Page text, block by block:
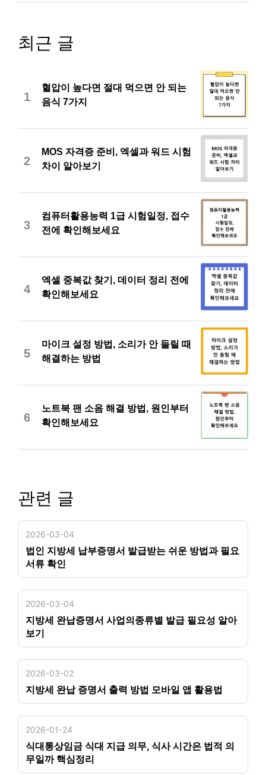
최근 글
1
혈압이 높다면 절대 먹으면 안 되는
음식 7가지
2
MOS 자격증 준비, 엑셀과 워드 시험
차이 알아보기
3
컴퓨터활용능력 1급 시험일정, 접수
전에 확인해보세요
4
엑셀 중복값 찾기, 데이터 정리 전에
확인해보세요
5
마이크 설정 방법, 소리가 안 들릴 때
해결하는 방법
6
노트북 팬 소음 해결 방법, 원인부터
확인해보세요
관련 글
2026-03-04
법인 지방세 납부증명서 발급받는 쉬운 방법과 필요
서류 확인
2026-03-04
지방세 완납증명서 사업의종류별 발급 필요성 알아
보기
2026-03-02
지방세 완납 증명서 출력 방법 모바일 앱 활용법
2026-01-24
식대통상임금 식대 지급 의무, 식사 시간은 법적 의
무일까 핵심정리